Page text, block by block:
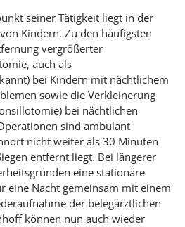
seiner Tätigkeit liegt in der
Kindern. Zu den häufigsten
vergrößerter
auch als
bei Kindern mit nächtlichem
sowie die Verkleinerung
bei nächtlichen
sind ambulant
nicht weiter als 30 Minuten
entfernt liegt. Bei längerer
eine stationäre
eine Nacht gemeinsam mit einem
der belegärztlichen
können nun auch wieder